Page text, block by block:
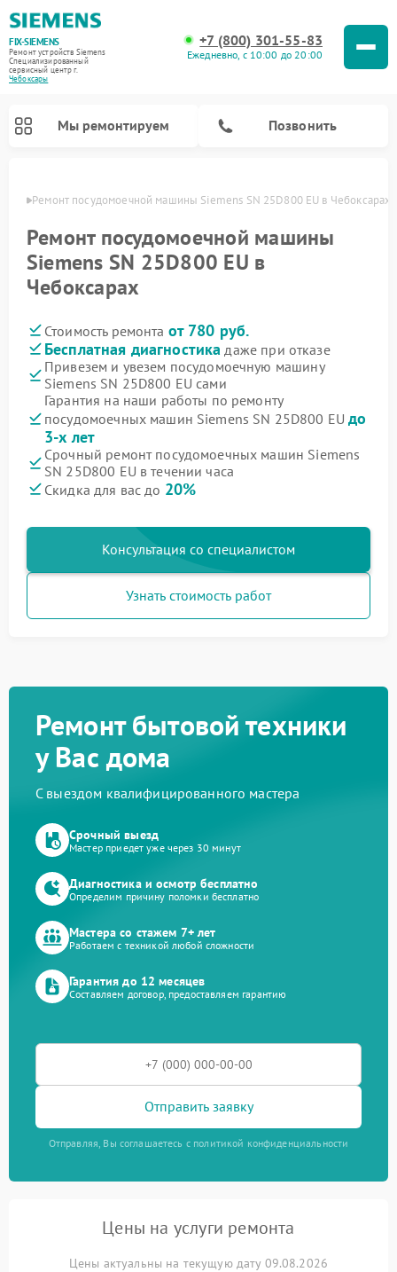
FIX-SIEMENS
Ремонт устройств Siemens
Специализированный
cервисный центр г.
Чебоксары
+7 (800) 301-55-83
Ежедневно, с 10:00 до 20:00
Мы ремонтируем Позвонить
Ремонт посудомоечной машины Siemens SN 25D800 EU в Чебоксарах
Ремонт посудомоечной машины
Siemens SN 25D800 EU в
Чебоксарах
Стоимость ремонта от 780 руб.
Бесплатная диагностика даже при отказе
Привезем и увезем посудомоечную машину
Siemens SN 25D800 EU сами
Гарантия на наши работы по ремонту
посудомоечных машин Siemens SN 25D800 EUдо
3-х лет
Срочный ремонт посудомоечных машин Siemens
SN 25D800 EU в течении часа
Скидка для вас до 20%
Консультация со специалистом
Узнать стоимость работ
Ремонт бытовой техники
у Вас дома
С выездом квалифицированного мастера
Срочный выезд
Мастер приедет уже через 30 минут
Диагностика и осмотр бесплатно
Определим причину поломки бесплатно
Мастера со стажем 7+ лет
Работаем с техникой любой сложности
Гарантия до 12 месяцев
Составляем договор, предоставляем гарантию
Отправить заявку
Отправляя, Вы соглашаетесь с политикой конфиденциальности
Цены на услуги ремонта
Цены актуальны на текущую дату 09.08.2026